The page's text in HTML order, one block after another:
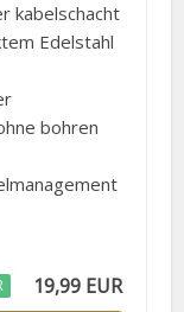
kabelschacht
Edelstahl
bohren
19,99 EUR